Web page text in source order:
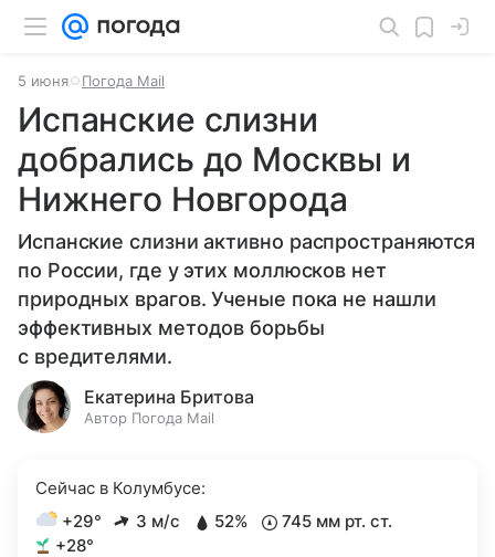
5 июня Погода Mail
Испанские слизни
добрались до Москвы и
Нижнего Новгорода
Испанские слизни активно распространяются
по России, где у этих моллюсков нет
природных врагов. Ученые пока не нашли
эффективных методов борьбы
с вредителями.
Екатерина Бритова
Автор Погода Mail
Сейчас в Колумбусе:
+29°
3 м/с 52%
745 мм рт. ст.
+28°